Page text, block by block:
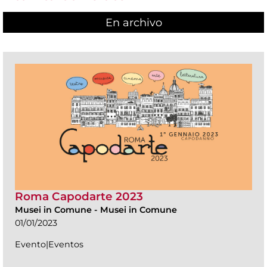
En archivo
Roma Capodarte 2023
Musei in Comune - Musei in Comune
01/01/2023
Evento|Eventos